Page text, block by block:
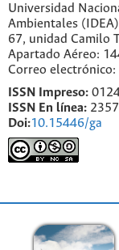
Universidad
Ambientales
67, unidad Camilo
Apartado Aéreo:
Correo electrónico:
ISSN Impreso:
ISSN En línea:
Doi:10.15446/ga